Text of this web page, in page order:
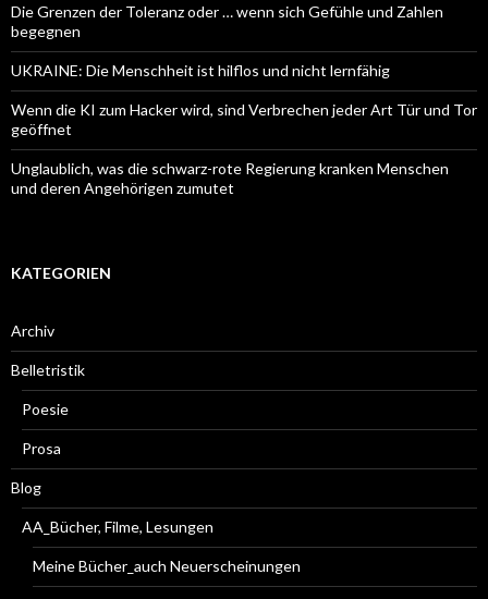
Die Grenzen der Toleranz oder … wenn sich Gefühle und Zahlen
begegnen
UKRAINE: Die Menschheit ist hilflos und nicht lernfähig
Wenn die KI zum Hacker wird, sind Verbrechen jeder Art Tür und Tor
geöffnet
Unglaublich, was die schwarz-rote Regierung kranken Menschen
und deren Angehörigen zumutet
KATEGORIEN
Archiv
Belletristik
Poesie
Prosa
Blog
AA_Bücher, Filme, Lesungen
Meine Bücher_auch Neuerscheinungen